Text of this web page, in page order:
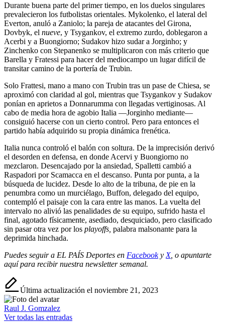
Durante buena parte del primer tiempo, en los duelos singulares
prevalecieron los futbolistas orientales. Mykolenko, el lateral del
Everton, anuló a Zaniolo; la pareja de atacantes del Girona,
Dovbyk, el nueve, y Tsygankov, el extremo zurdo, doblegaron a
Acerbi y a Buongiorno; Sudakov hizo sudar a Jorginho; y
Zinchenko con Stepanenko se multiplicaron con más criterio que
Barella y Fratessi para hacer del mediocampo un lugar difícil de
transitar camino de la portería de Trubin.
Solo Frattesi, mano a mano con Trubin tras un pase de Chiesa, se
aproximó con claridad al gol, mientras que Tsygankov y Sudakov
ponían en aprietos a Donnarumma con llegadas vertiginosas. Al
cabo de media hora de agobio Italia —Jorginho mediante—
consiguió hacerse con un cierto control. Pero para entonces el
partido había adquirido su propia dinámica frenética.
Italia nunca controló el balón con soltura. De la imprecisión derivó
el desorden en defensa, en donde Acervi y Buongiorno no
mezclaron. Desencajado por la ansiedad, Spalletti cambió a
Raspadori por Scamacca en el descanso. Punta por punta, a la
búsqueda de lucidez. Desde lo alto de la tribuna, de pie en la
penumbra como un murciélago, Buffon, delegado del equipo,
contempló el paisaje con la cara entre las manos. La vuelta del
intervalo no alivió las penalidades de su equipo, sufrido hasta el
final, agotado físicamente, asediado, desquiciado, pero clasificado
sin pasar otra vez por los playoffs palabra malsonante para la
deprimida hinchada.
Puedes seguir a EL PAÍS Deportes en Facebooky X, o apuntarte
aquí para recibirnuestra newsletter semanal.
Última actualización el noviembre 21, 2023
Raul J. Gomzalez
Ver todas las entradas